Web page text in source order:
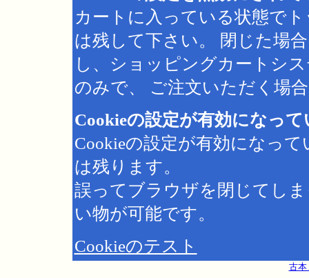
カートに入っている状態で
は残して下さい。 閉じた場
し、ショッピングカートシ
のみで、 ご注文いただく場
Cookieの設定が有効になっ
Cookieの設定が有効になっ
は残ります。
誤ってブラウザを閉じてし
い物が可能です。
Cookieのテスト
古本